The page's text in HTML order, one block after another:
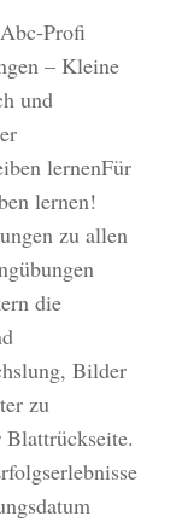
Profi
– Kleine
und
lernenFür
lernen!
zu allen
die
Bilder
zu